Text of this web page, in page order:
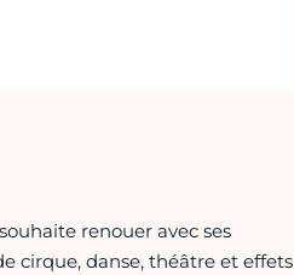
renouer avec ses
cirque, danse, théâtre et effets